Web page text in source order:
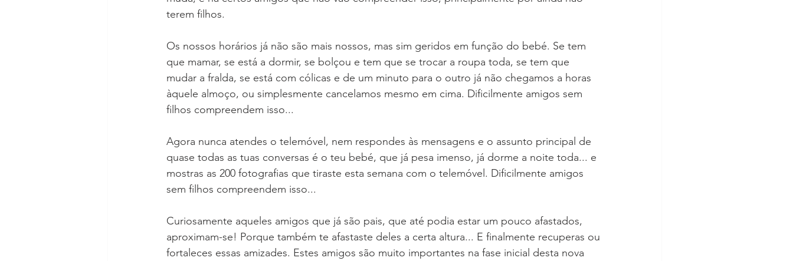
terem filhos.
Os nossos horários já não são mais nossos, mas sim geridos em função do bebé. Se tem
que mamar, se está a dormir, se bolçou e tem que se trocar a roupa toda, se tem que
mudar a fralda, se está com cólicas e de um minuto para o outro já não chegamos a horas
àquele almoço, ou simplesmente cancelamos mesmo em cima. Dificilmente amigos sem
filhos compreendem isso...
Agora nunca atendes o telemóvel, nem respondes às mensagens e o assunto principal de
quase todas as tuas conversas é o teu bebé, que já pesa imenso, já dorme a noite toda... e
mostras as 200 fotografias que tiraste esta semana com o telemóvel. Dificilmente amigos
sem filhos compreendem isso...
Curiosamente aqueles amigos que já são pais, que até podia estar um pouco afastados,
aproximam-se! Porque também te afastaste deles a certa altura... E finalmente recuperas ou
fortaleces essas amizades. Estes amigos são muito importantes na fase inicial desta nova